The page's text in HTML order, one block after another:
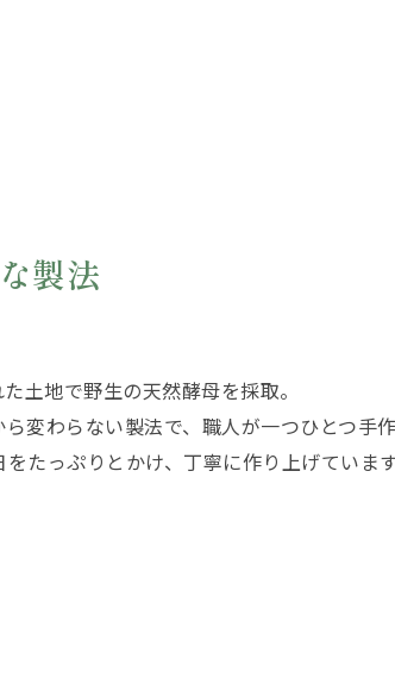
製法
土地で野生の天然酵母を採取。
変わらない製法で、職人が一つひとつ手作
たっぷりとかけ、丁寧に作り上げています